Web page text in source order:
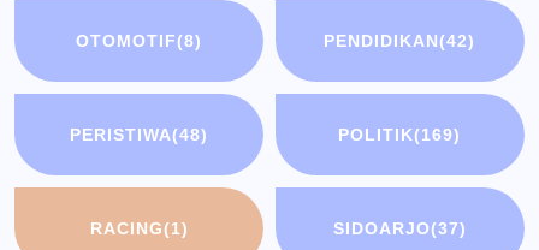
OTOMOTIF(8) PENDIDIKAN(42)
PERISTIWA(48) POLITIK(169)
RACING(1) SIDOARJO(37)